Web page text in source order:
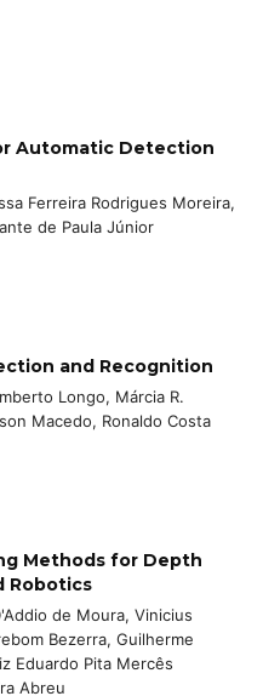
Automatic Detection
Ferreira Rodrigues Moreira,
de Paula Júnior
and Recognition
Longo, Márcia R.
Macedo, Ronaldo Costa
Methods for Depth
Robotics
de Moura, Vinicius
Bezerra, Guilherme
Eduardo Pita Mercês
Abreu